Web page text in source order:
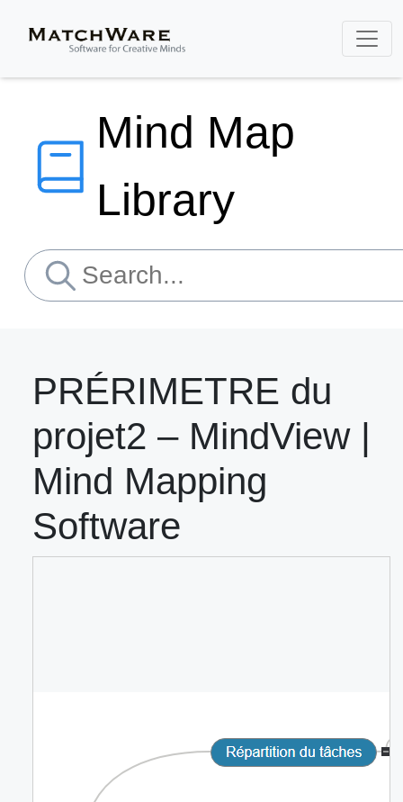
Mind Map
Library
PRÉRIMETRE du
projet2 – MindView |
Mind Mapping
Software